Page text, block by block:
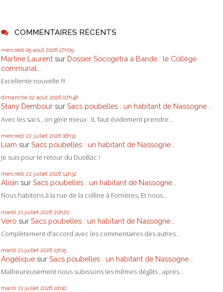
COMMENTAIRES RÉCENTS
mercredi 05 août 2026 17h09
Martine Laurent sur Dossier Socogetra à Bande : le Collège
communal...
Excellente nouvelle !!!
dimanche 02 août 2026 07h48
Stany Dembour sur Sacs poubelles : un habitant de Nassogne...
Avec les sacs , on gère mieux . IL faut évidement prendre...
mercredi 22 juillet 2026 16h31
Liam sur Sacs poubelles : un habitant de Nassogne...
Je suis pour le retour du DuoBac !
mercredi 22 juillet 2026 14h32
Alisin sur Sacs poubelles : un habitant de Nassogne...
Nous habitons à la rue de la colline à Forrières, Et nous...
mardi 21 juillet 2026 20h20
Vero sur Sacs poubelles : un habitant de Nassogne...
Complètement d'accord avec les commentaires des autres...
mardi 21 juillet 2026 13h15
Angélique sur Sacs poubelles : un habitant de Nassogne...
Malheureusement nous subissons les mêmes dégâts , après...
mardi 21 juillet 2026 11h10